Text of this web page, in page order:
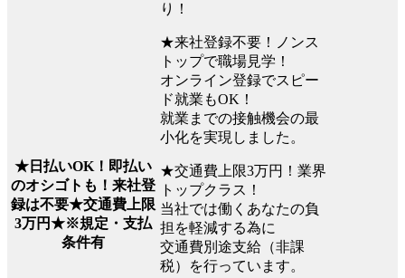
★日払いOK！即払い
のオシゴトも！来社登
録は不要★交通費上限
3万円★※規定・支払
条件有
り！
★来社登録不要！ノンス
トップで職場見学！
オンライン登録でスピー
ド就業もOK！
就業までの接触機会の最
小化を実現しました。
★交通費上限3万円！業界
トップクラス！
当社では働くあなたの負
担を軽減する為に
交通費別途支給（非課
税）を行っています。